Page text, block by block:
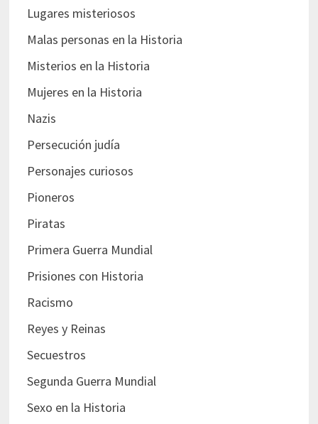
Lugares misteriosos
Malas personas en la Historia
Misterios en la Historia
Mujeres en la Historia
Nazis
Persecución judía
Personajes curiosos
Pioneros
Piratas
Primera Guerra Mundial
Prisiones con Historia
Racismo
Reyes y Reinas
Secuestros
Segunda Guerra Mundial
Sexo en la Historia